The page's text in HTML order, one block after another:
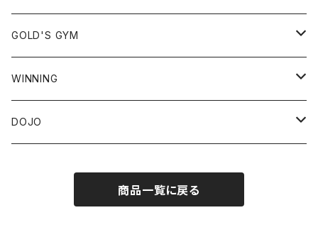
ロングスリーブ
アウター
スウェット
フーディ
ジャージ
ラッシュガード
59FIFTY
9FIFTY
39THIRTY
GOLD'S GYM
Tシャツ
ショートスリーブ
スウェット
WINNING
ヘッドギア
DOJO
商品一覧に戻る